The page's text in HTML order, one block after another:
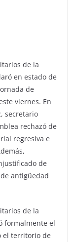
de la
en estado de
de
viernes. En
secretario
rechazó de
regresiva e
de
antigüedad
de la
formalmente el
el territorio de